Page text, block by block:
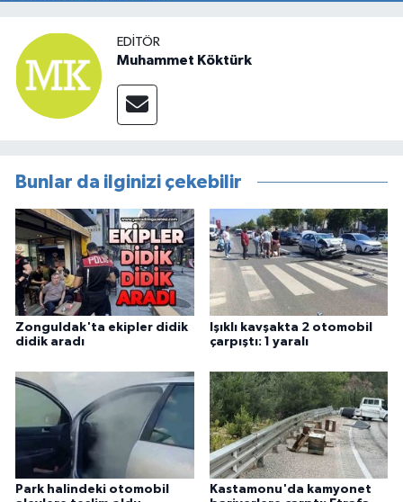
EDITÖR
Muhammet Köktürk
Bunlar da ilginizi çekebilir
Zonguldak'ta ekipler didik
didik aradı
Işıklı kavşakta 2 otomobil
çarpıştı: 1 yaralı
Park halindeki otomobil
Kastamonu'da kamyonet